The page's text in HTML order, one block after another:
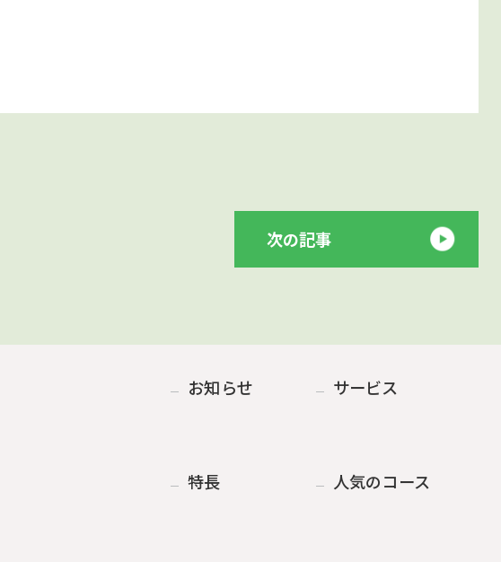
次の記事
お知らせ サービス
特長 人気のコース